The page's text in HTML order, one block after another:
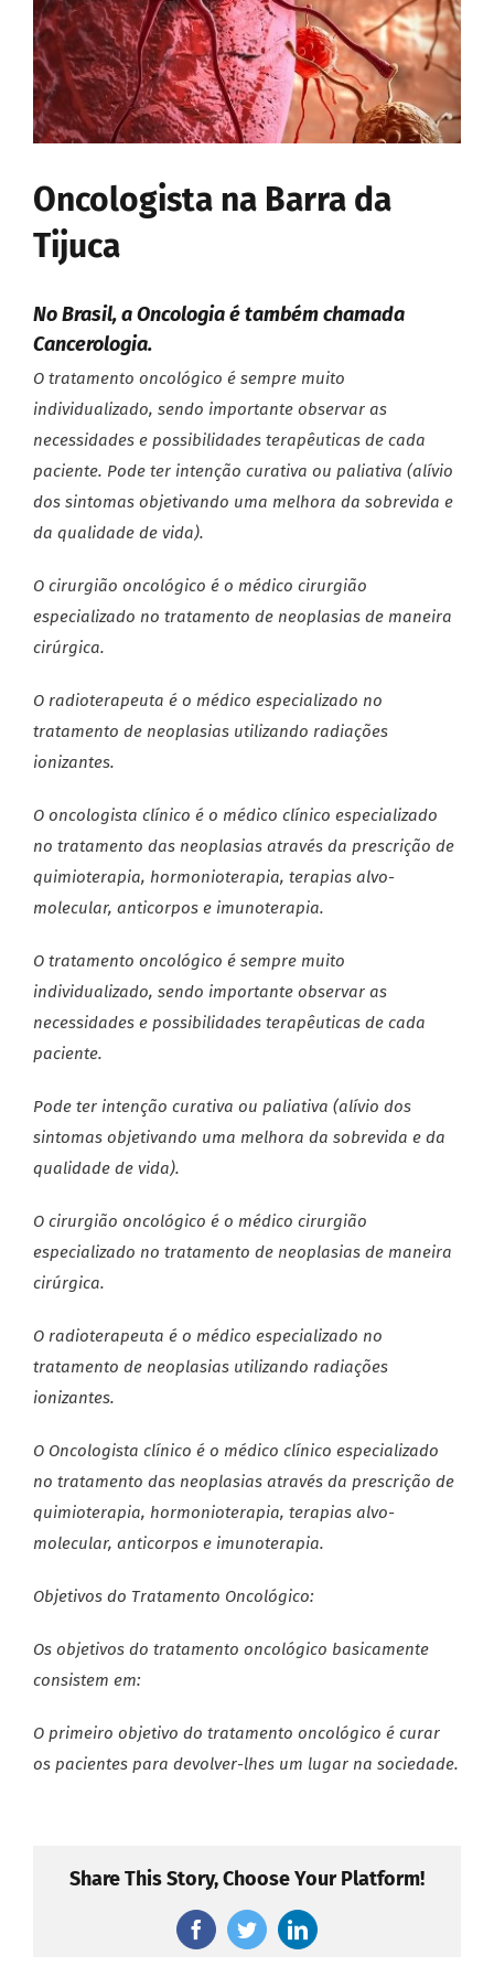
Oncologista na Barra da
Tijuca
No Brasil, a Oncologia é também chamada
Cancerologia.
O tratamento oncológico é sempre muito
individualizado, sendo importante observar as
necessidades e possibilidades terapêuticas de cada
paciente. Pode ter intenção curativa ou paliativa (alívio
dos sintomas objetivando uma melhora da sobrevida e
da qualidade de vida).
O cirurgião oncológico é o médico cirurgião
especializado no tratamento de neoplasias de maneira
cirúrgica.
O radioterapeuta é o médico especializado no
tratamento de neoplasias utilizando radiações
ionizantes.
O oncologista clínico é o médico clínico especializado
no tratamento das neoplasias através da prescrição de
quimioterapia, hormonioterapia, terapias alvo-
molecular, anticorpos e imunoterapia.
O tratamento oncológico é sempre muito
individualizado, sendo importante observar as
necessidades e possibilidades terapêuticas de cada
paciente.
Pode ter intenção curativa ou paliativa (alívio dos
sintomas objetivando uma melhora da sobrevida e da
qualidade de vida).
O cirurgião oncológico é o médico cirurgião
especializado no tratamento de neoplasias de maneira
cirúrgica.
O radioterapeuta é o médico especializado no
tratamento de neoplasias utilizando radiações
ionizantes.
O Oncologista clínico é o médico clínico especializado
no tratamento das neoplasias através da prescrição de
quimioterapia, hormonioterapia, terapias alvo-
molecular, anticorpos e imunoterapia.
Objetivos do Tratamento Oncológico:
Os objetivos do tratamento oncológico basicamente
consistem em:
O primeiro objetivo do tratamento oncológico é curar
os pacientes para devolver-lhes um lugar na sociedade.
Share This Story, Choose Your Platform!
FacebookTwitterLinkedIn